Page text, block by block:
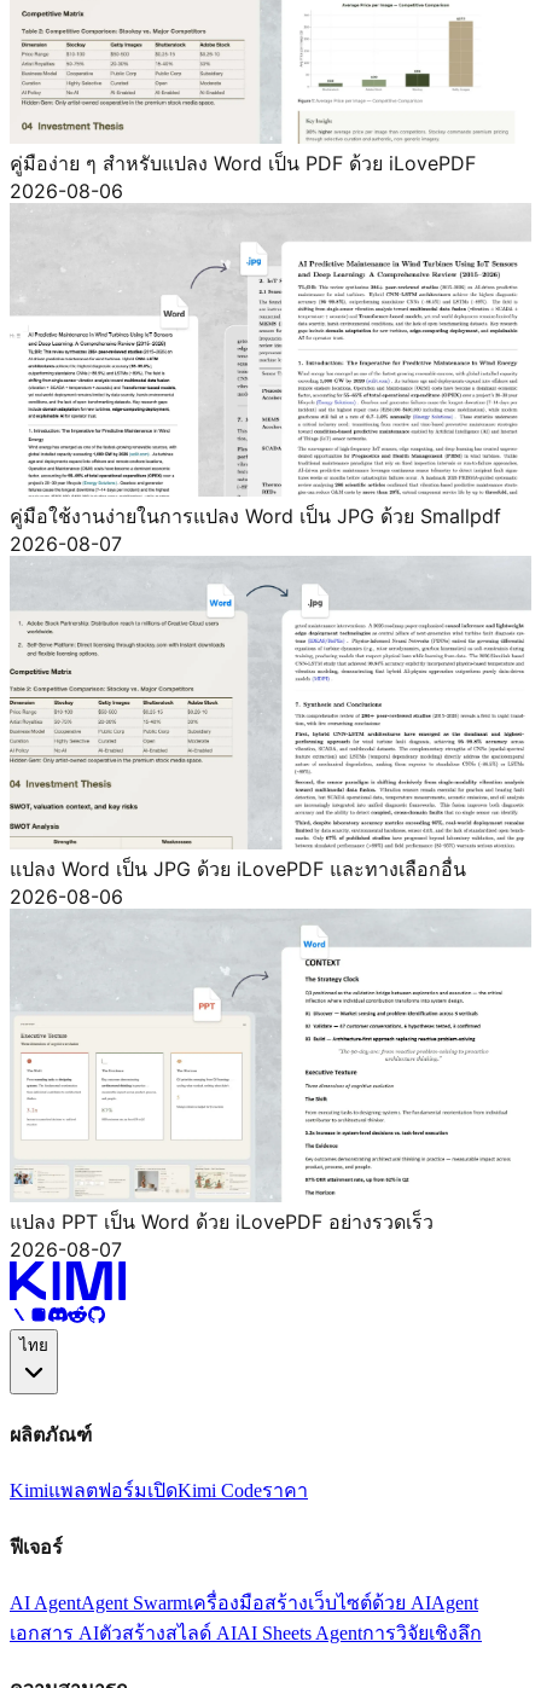
คู่มือง่าย ๆ สำหรับแปลง Word เป็น PDF ด้วย iLovePDF
2026-08-06
คู่มือใช้งานง่ายในการแปลง Word เป็น JPG ด้วย Smallpdf
2026-08-07
แปลง Word เป็น JPG ด้วย iLovePDF และทางเลือกอื่น
2026-08-06
แปลง PPT เป็น Word ด้วย iLovePDF อย่างรวดเร็ว
2026-08-07
ไทย
ผลิตภัณฑ์
Kimiแพลตฟอร์มเปิดKimi Codeราคา
ฟีเจอร์
AI AgentAgent Swarmเครื่องมือสร้างเว็บไซต์ด้วย AIAgent
เอกสาร AIตัวสร้างสไลด์ AIAI Sheets Agentการวิจัยเชิงลึก